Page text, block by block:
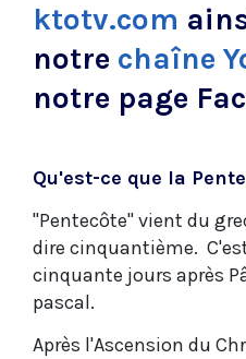
ktotv.com
notre chaîne
notre page
Qu'est-ce que la
"Pentecôte" vient du
dire cinquantième.
cinquante jours après
pascal.
Après l'Ascension du